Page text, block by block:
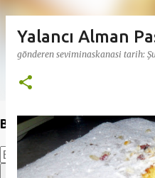
Bu Blogda Ara
Yalancı Alman
gönderen seviminaskanasi tarih: